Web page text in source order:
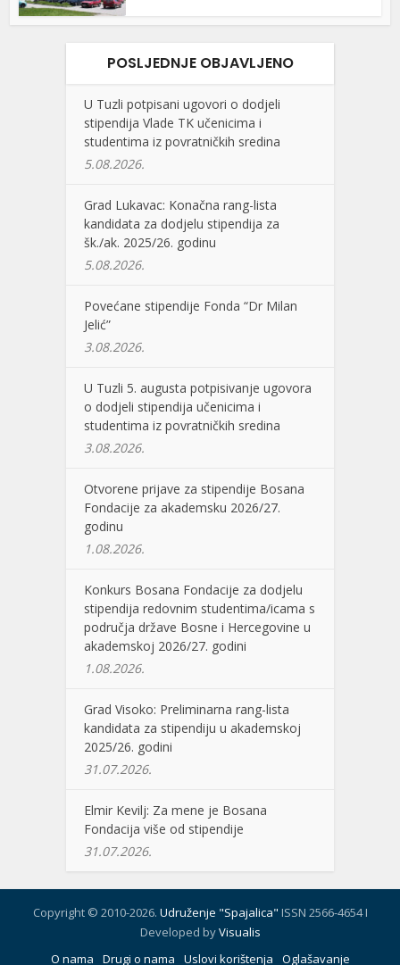
POSLJEDNJE OBJAVLJENO
U Tuzli potpisani ugovori o dodjeli
stipendija Vlade TK učenicima i
studentima iz povratničkih sredina
5.08.2026.
Grad Lukavac: Konačna rang-lista
kandidata za dodjelu stipendija za
šk./ak. 2025/26. godinu
5.08.2026.
Povećane stipendije Fonda “Dr Milan
Jelić”
3.08.2026.
U Tuzli 5. augusta potpisivanje ugovora
o dodjeli stipendija učenicima i
studentima iz povratničkih sredina
3.08.2026.
Otvorene prijave za stipendije Bosana
Fondacije za akademsku 2026/27.
godinu
1.08.2026.
Konkurs Bosana Fondacije za dodjelu
stipendija redovnim studentima/icama s
područja države Bosne i Hercegovine u
akademskoj 2026/27. godini
1.08.2026.
Grad Visoko: Preliminarna rang-lista
kandidata za stipendiju u akademskoj
2025/26. godini
31.07.2026.
Elmir Kevilj: Za mene je Bosana
Fondacija više od stipendije
31.07.2026.
Copyright © 2010-2026. Udruženje "Spajalica" ISSN 2566-4654 I
Developed byVisualis
O nama
Drugi o nama Uslovi korištenja Oglašavanje